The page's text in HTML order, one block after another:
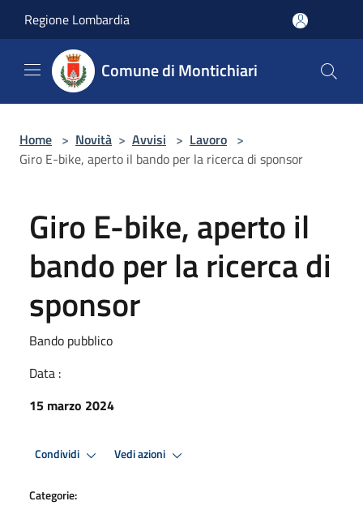
Regione Lombardia
Comune di Montichiari
Home > Novità > Avvisi > Lavoro >
Giro E-bike, aperto il bando per la ricerca di sponsor
Giro E-bike, aperto il
bando per la ricerca di
sponsor
Bando pubblico
Data :
15 marzo 2024
Condividi Vedi azioni
Categorie: